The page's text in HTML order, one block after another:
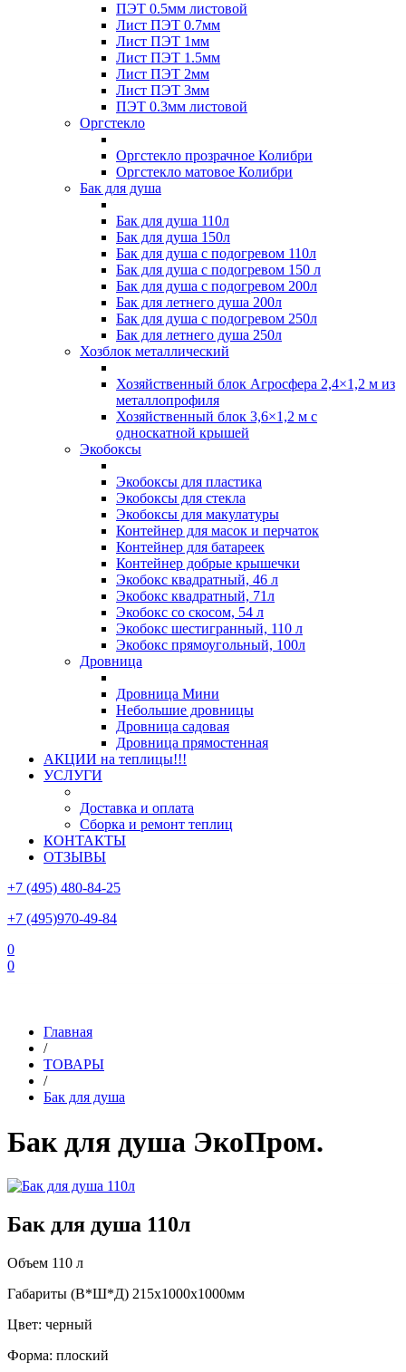
ПЭТ 0.5мм листовой
Лист ПЭТ 0.7мм
Лист ПЭТ 1мм
Лист ПЭТ 1.5мм
Лист ПЭТ 2мм
Лист ПЭТ 3мм
ПЭТ 0.3мм листовой
Оргстекло
Оргстекло прозрачное Колибри
Оргстекло матовое Колибри
Бак для душа
Бак для душа 110л
Бак для душа 150л
Бак для душа с подогревом 110л
Бак для душа с подогревом 150 л
Бак для душа с подогревом 200л
Бак для летнего душа 200л
Бак для душа с подогревом 250л
Бак для летнего душа 250л
Хозблок металлический
Хозяйственный блок Агросфера 2,4×1,2 м из
металлопрофиля
Хозяйственный блок 3,6×1,2 м с
односкатной крышей
Экобоксы
Экобоксы для пластика
Экобоксы для стекла
Экобоксы для макулатуры
Контейнер для масок и перчаток
Контейнер для батареек
Контейнер добрые крышечки
Экобокс квадратный, 46 л
Экобокс квадратный, 71л
Экобокс со скосом, 54 л
Экобокс шестигранный, 110 л
Экобокс прямоугольный, 100л
Дровница
Дровница Мини
Небольшие дровницы
Дровница садовая
Дровница прямостенная
АКЦИИ на теплицы!!!
УСЛУГИ
Доставка и оплата
Сборка и ремонт теплиц
КОНТАКТЫ
ОТЗЫВЫ
+7 (495) 480-84-25
+7 (495)970-49-84
0
0
Главная
/
ТОВАРЫ
/
Бак для душа
Бак для душа ЭкоПром.
Бак для душа 110л
Объем 110 л
Габариты (В*Ш*Д) 215х1000х1000мм
Цвет: черный
Форма: плоский